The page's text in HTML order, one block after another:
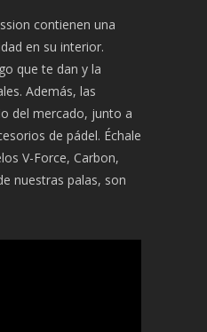
contienen una
en su interior.
que te dan y la
Además, las
del mercado, junto a
de pádel. Échale
V-Force, Carbon,
nuestras palas, son